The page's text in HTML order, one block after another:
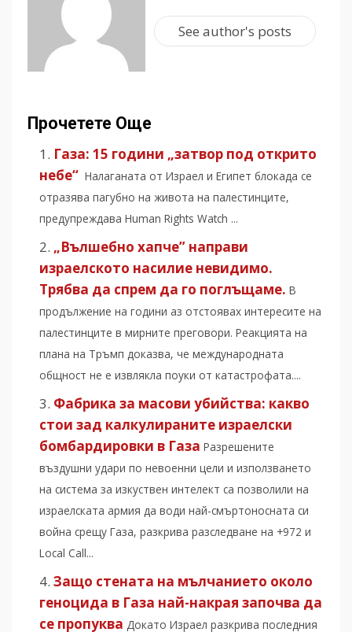
See author's posts
Прочетете Още
Газа: 15 години „затвор под открито
небе“ Налаганата от Израел и Египет блокада се
отразява пагубно на живота на палестинците,
предупреждава Human Rights Watch ...
„Вълшебно хапче” направи
израелското насилие невидимо.
Трябва да спрем да го поглъщаме. В
продължение на години аз отстоявах интересите на
палестинците в мирните преговори. Реакцията на
плана на Тръмп доказва, че международната
общност не е извлякла поуки от катастрофата....
Фабрика за масови убийства: какво
стои зад калкулираните израелски
бомбардировки в Газа Разрешените
въздушни удари по невоенни цели и използването
на система за изкуствен интелект са позволили на
израелската армия да води най-смъртоносната си
война срещу Газа, разкрива разследване на +972 и
Local Call...
Защо стената на мълчанието около
геноцида в Газа най-накрая започва да
се пропуква Докато Израел разкрива последния